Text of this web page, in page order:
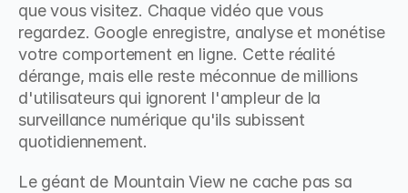
que vous visitez. Chaque vidéo que vous
regardez. Google enregistre, analyse et monétise
votre comportement en ligne. Cette réalité
dérange, mais elle reste méconnue de millions
d'utilisateurs qui ignorent l'ampleur de la
surveillance numérique qu'ils subissent
quotidiennement.
Le géant de Mountain View ne cache pas sa